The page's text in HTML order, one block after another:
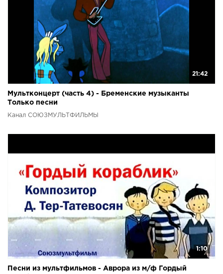
21:42
Мультконцерт (часть 4) - Бременские музыканты
Только песни
Канал СОЮЗМУЛЬТФИЛЬМЫ
1:10
Песни из мультфильмов - Аврора из м/ф Гордый